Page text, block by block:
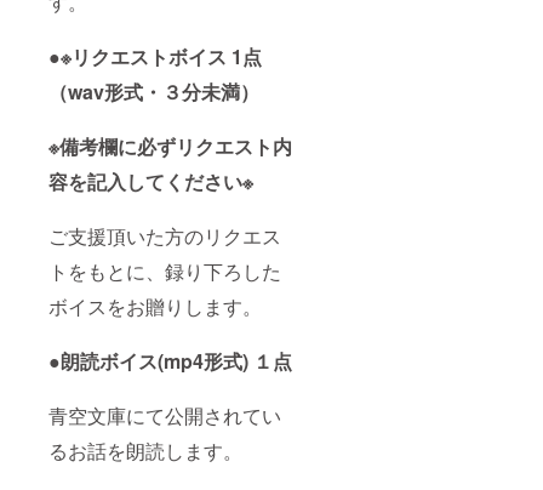
●※リクエストボイス 1点
（wav形式・３分未満）
※備考欄に必ずリクエスト内
容を記入してください※
ご支援頂いた方のリクエス
トをもとに、録り下ろした
ボイスをお贈りします。
●朗読ボイス(mp4形式) １点
青空文庫にて公開されてい
るお話を朗読します。